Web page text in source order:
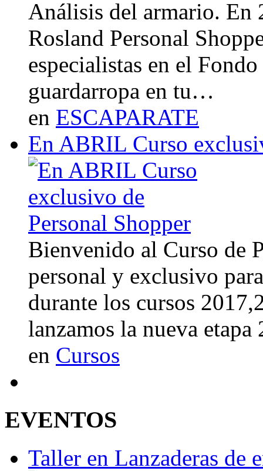
Análisis del armario. En
Rosland Personal
especialistas en el
guardarropa en tu…
en ESCAPARATE
En ABRIL Curso
Bienvenido al Curso de
personal y exclusivo
durante los cursos
lanzamos la nueva
en Cursos
EVENTOS
Taller en Lanzaderas de